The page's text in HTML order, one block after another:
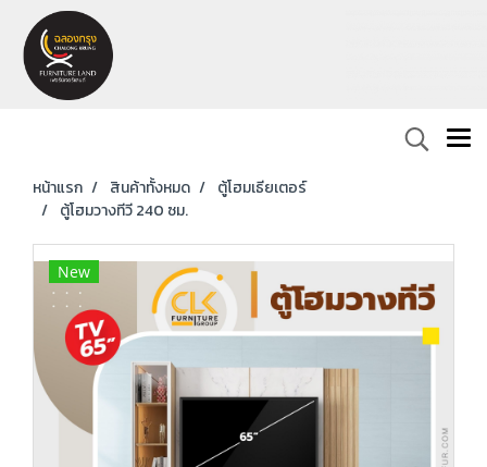
หน้าแรก สินค้าทั้งหมด
ตู้โฮมเธียเตอร์
ตู้โฮมวางทีวี 240 ซม.
New